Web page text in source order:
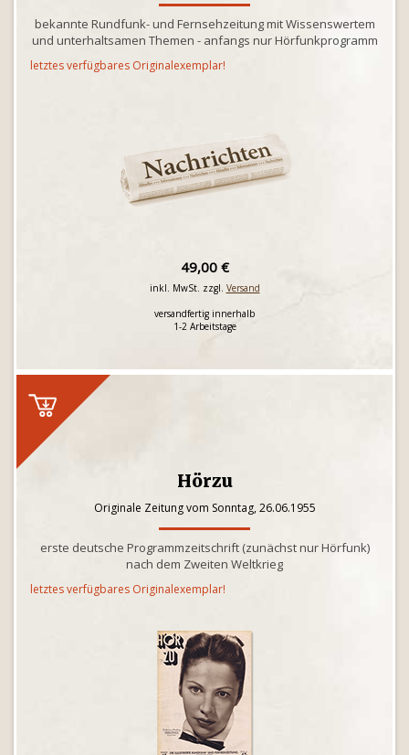
bekannte Rundfunk- und Fernsehzeitung mit Wissenswertem
und unterhaltsamen Themen - anfangs nur Hörfunkprogramm
letztes verfügbares Originalexemplar!
49,00 €
inkl. MwSt. zzgl. Versand
versandfertig innerhalb
1-2 Arbeitstage
Hörzu
Originale Zeitung vom Sonntag, 26.06.1955
erste deutsche Programmzeitschrift (zunächst nur Hörfunk)
nach dem Zweiten Weltkrieg
letztes verfügbares Originalexemplar!